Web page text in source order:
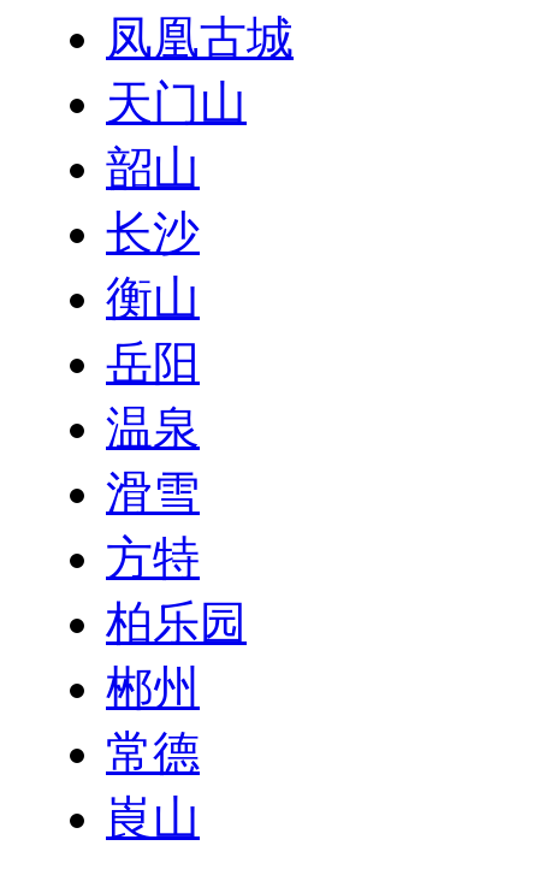
凤凰古城
天门山
韶山
长沙
衡山
岳阳
温泉
滑雪
方特
柏乐园
郴州
常德
崀山